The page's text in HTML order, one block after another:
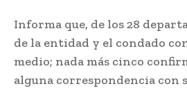
Informa que, de los 28
de la entidad y el condado
medio; nada más cinco
alguna correspondencia con